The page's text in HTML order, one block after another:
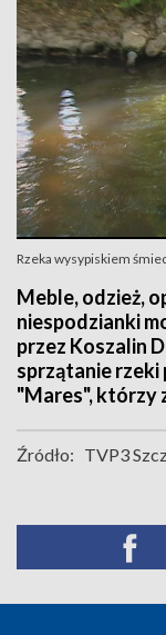
Rzeka wysypiskiem
Meble, odzież,
niespodzianki
przez Koszalin
sprzątanie rzeki
"Mares", którzy
Źródło: TVP3